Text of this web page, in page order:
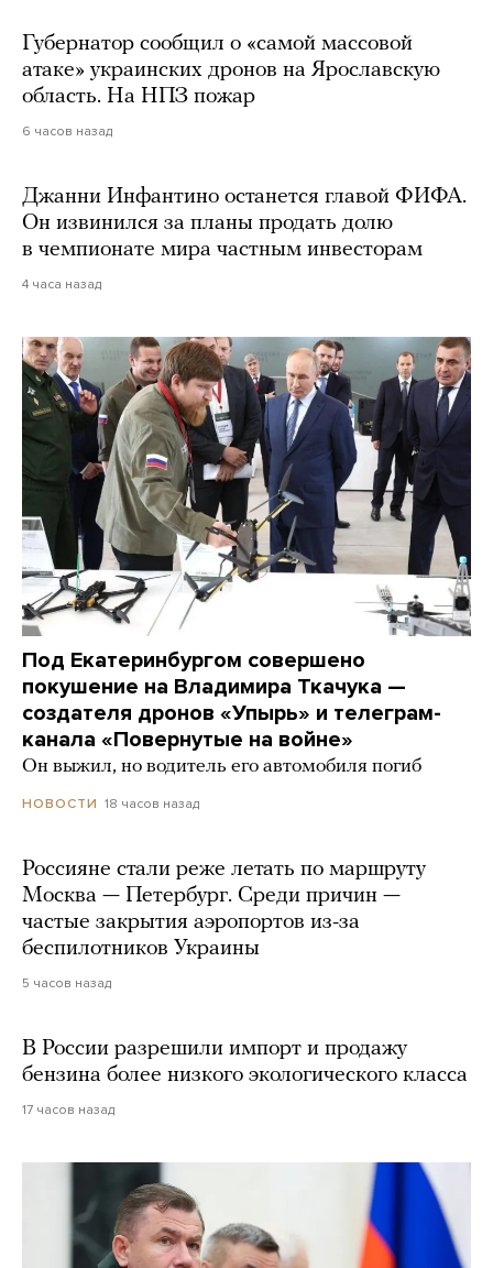
Губернатор сообщил о «самой массовой
атаке» украинских дронов на Ярославскую
область. На НПЗ пожар
6 часов назад
Джанни Инфантино останется главой ФИФА.
Он извинился за планы продать долю
в чемпионате мира частным инвесторам
4 часа назад
Под Екатеринбургом совершено
покушение на Владимира Ткачука —
создателя дронов «Упырь» и телеграм-
канала «Повернутые на войне»
Он выжил, но водитель его автомобиля погиб
НОВОСТИ 18 часов назад
Россияне стали реже летать по маршруту
Москва — Петербург. Среди причин —
частые закрытия аэропортов из-за
беспилотников Украины
5 часов назад
В России разрешили импорт и продажу
бензина более низкого экологического класса
17 часов назад